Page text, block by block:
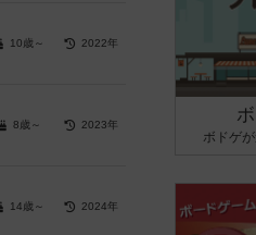
10歳～ 2022年
8歳～ 2023年
14歳～ 2024年
ボドゲ